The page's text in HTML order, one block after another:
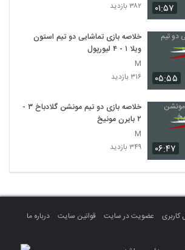
۰۱:۵۷
۳۸۲ بازدید
۰۵:۵۵
خلاصه بازی تماشایی دو تیم استون
ویلا ۱ - ۴ لیورپول
M
۳۱۶ بازدید
۰۶:۴۷
خلاصه بازی دو تیم مونشن گلادباخ ۳ -
۲ بایرن مونیخ
M
۳۴۹ بازدید
کاربری عضویت در سایت قوانین سایت
درباره ما